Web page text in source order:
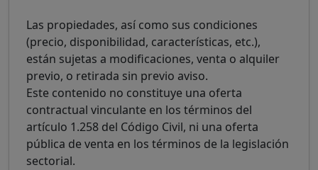
Las propiedades, así como sus condiciones
(precio, disponibilidad, características, etc.),
están sujetas a modificaciones, venta o alquiler
previo, o retirada sin previo aviso.
Este contenido no constituye una oferta
contractual vinculante en los términos del
artículo 1.258 del Código Civil, ni una oferta
pública de venta en los términos de la legislación
sectorial.